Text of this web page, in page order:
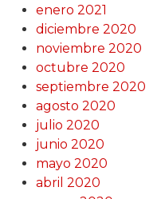
enero 2021
diciembre 2020
noviembre 2020
octubre 2020
septiembre 2020
agosto 2020
julio 2020
junio 2020
mayo 2020
abril 2020